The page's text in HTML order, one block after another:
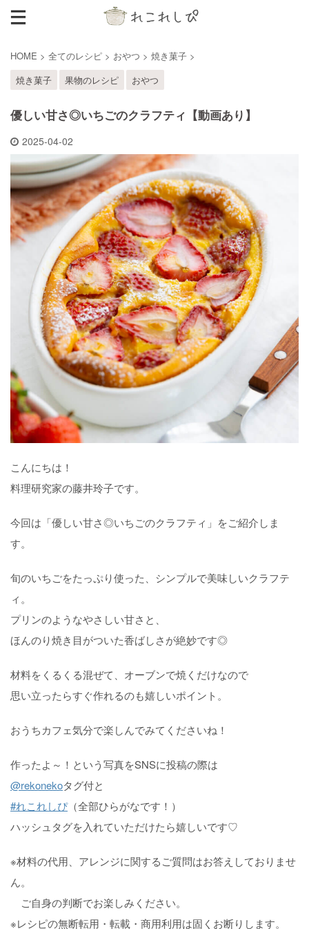
HOME > 全てのレシピ > おやつ > 焼き菓子 >
焼き菓子
果物のレシピ おやつ
優しい甘さ◎いちごのクラフティ【動画あり】
2025-04-02
こんにちは！
料理研究家の藤井玲子です。
今回は「優しい甘さ◎いちごのクラフティ」をご紹介しま
す。
旬のいちごをたっぷり使った、シンプルで美味しいクラフテ
ィ。
プリンのようなやさしい甘さと、
ほんのり焼き目がついた香ばしさが絶妙です◎
材料をくるくる混ぜて、オーブンで焼くだけなので
思い立ったらすぐ作れるのも嬉しいポイント。
おうちカフェ気分で楽しんでみてくださいね！
作ったよ～！という写真をSNSに投稿の際は
@rekonekoタグ付と
#れこれしぴ（全部ひらがなです！）
ハッシュタグを入れていただけたら嬉しいです♡
※材料の代用、アレンジに関するご質問はお答えしておりませ
ん。
ご自身の判断でお楽しみください。
※レシピの無断転用・転載・商用利用は固くお断りします。